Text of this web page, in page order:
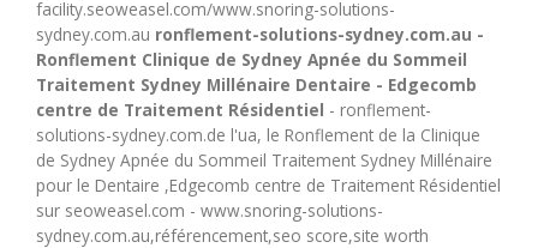
facility.seoweasel.com/www.snoring-solutions-
sydney.com.au ronflement-solutions-sydney.com.au -
Ronflement Clinique de Sydney Apnée du Sommeil
Traitement Sydney Millénaire Dentaire - Edgecomb
centre de Traitement Résidentiel - ronflement-
solutions-sydney.com.de l'ua, le Ronflement de la Clinique
de Sydney Apnée du Sommeil Traitement Sydney Millénaire
pour le Dentaire ,Edgecomb centre de Traitement Résidentiel
sur seoweasel.com - www.snoring-solutions-
sydney.com.au,référencement,seo score,site worth